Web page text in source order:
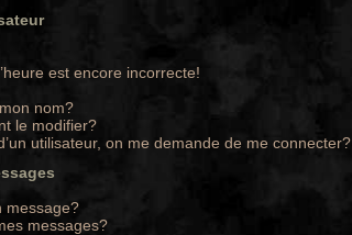
est encore incorrecte!
nom?
le modifier?
utilisateur, on me demande de me connecter?
message?
messages?